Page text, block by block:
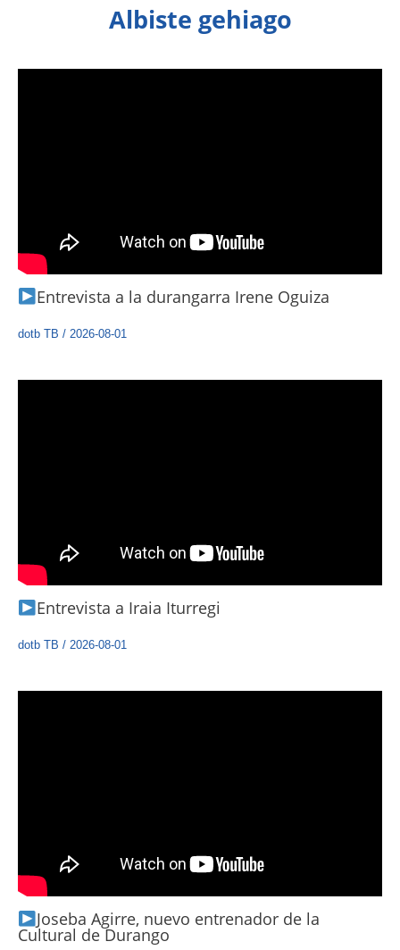
Albiste gehiago
Entrevista a la durangarra Irene Oguiza
dotb TB / 2026-08-01
Entrevista a Iraia Iturregi
dotb TB / 2026-08-01
Joseba Agirre, nuevo entrenador de la
Cultural de Durango